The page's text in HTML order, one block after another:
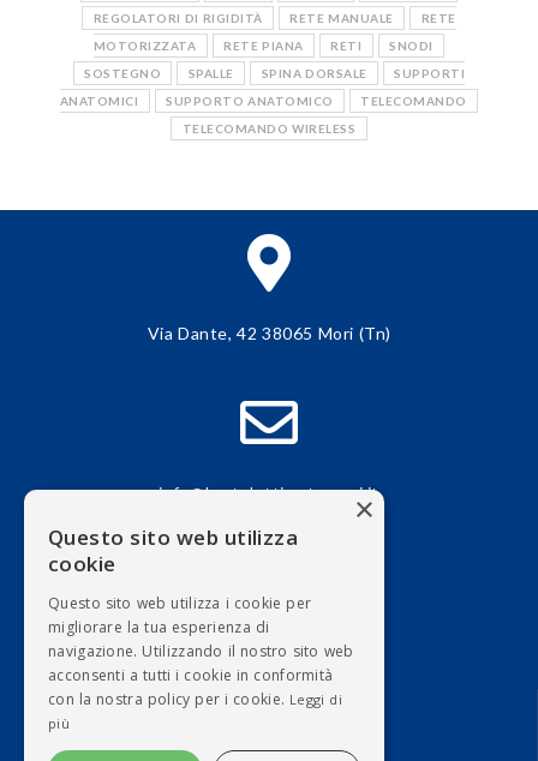
REGOLATORI DI RIGIDITÀ
RETE MANUALE
RETE
MOTORIZZATA
RETE PIANA RETI
SNODI
SOSTEGNO
SPALLE SPINA DORSALE
SUPPORTI
ANATOMICI
SUPPORTO ANATOMICO
TELECOMANDO
TELECOMANDO WIRELESS
articoli
Via Dante, 42 38065 Mori (Tn)
info@bortolottimaterassi.it
+39 0464 918185
×
Questo sito web utilizza
cookie
Questo sito web utilizza i cookie per
migliorare la tua esperienza di
navigazione. Utilizzando il nostro sito web
acconsenti a tutti i cookie in conformità
con la nostra policy per i cookie. Leggi di
più